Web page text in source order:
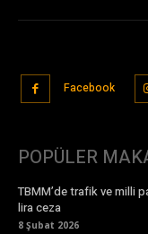
Facebook
POPÜLER
TBMM’de trafik ve milli
lira ceza
8 Şubat 2026